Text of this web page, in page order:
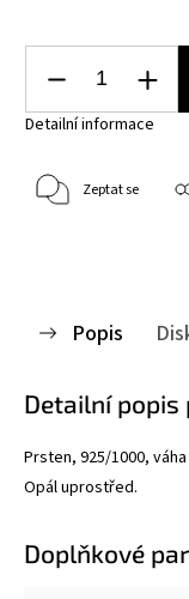
Detailní informace
Zeptat se
Popis
Detailní popis
Prsten, 925/1000,
Opál uprostřed.
Doplňkové